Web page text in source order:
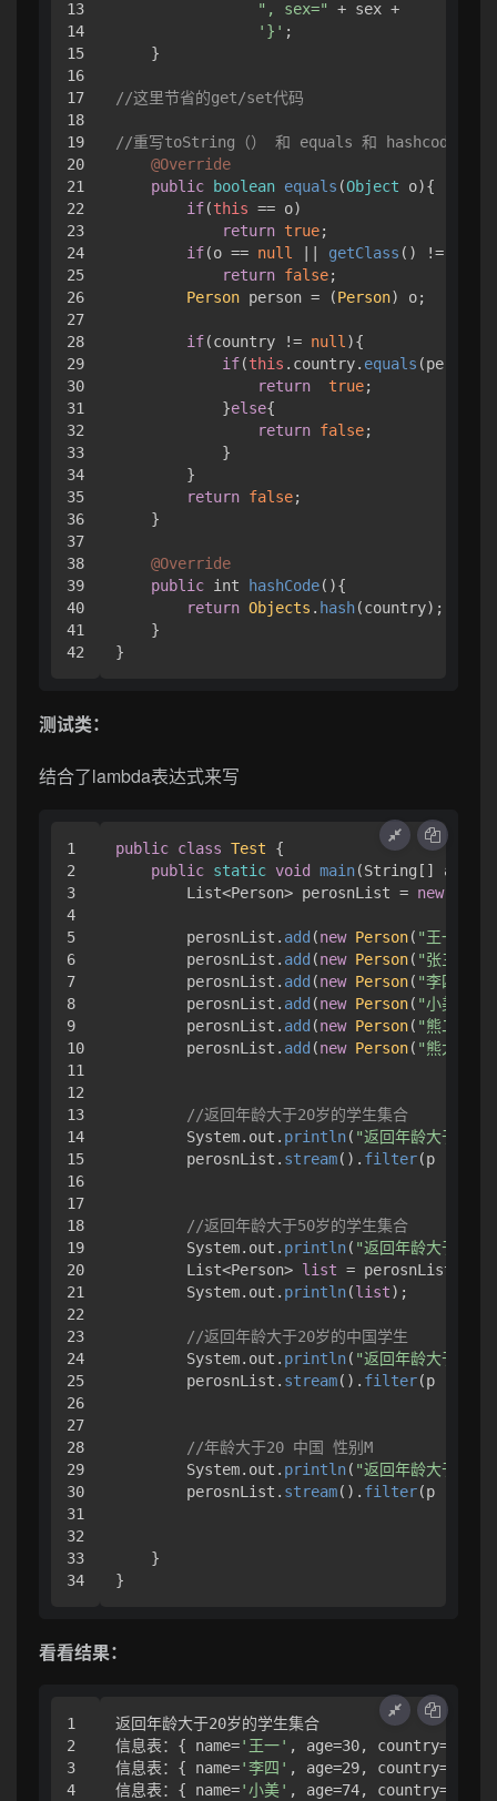
13
14
15
16
17
18
19
20
21
22
23
24
25
26
27
28
29
30
31
32
33
34
35
36
37
38
39
40
41
", sex="
+ sex +
'}' ;
    }
//这里节省的get/set代码
//重写toString（） 和 equals 和 hashcode 方法
@Override
public
boolean equals (Object o){
if(this == o)
return true;
if(o == null getClass () != o.
return false;
Person person = (Person) o;
if(country != null){
if(this . country. equals (person.
return
true;
            }
else{
return false;
            }
        }
return false;
    }
@Override
public int hashCode( ){
return Objects . hash(country);
    }
}
测试类：
结合了lambda表达式来写
1
2
3
4
5
6
7
8
9
10
11
12
13
14
15
16
17
18
19
20
21
22
23
24
25
26
27
28
29
30
31
32
33
public class Test
{
public static void main(String[]
        List<Person> perosnList =
new
        perosnList.
add (new Person( "王一"
        perosnList.
add (new Person( "张三"
        perosnList.
add (new Person( "李四"
        perosnList.
add (new Person( "小美"
        perosnList.
add (new Person( "熊二"
        perosnList.
add (new Person( "熊大"
//返回年龄大于20岁的学生集合
        System.out.
println( "返回年龄大于20岁
        perosnList.
stream(). filter(p -> p.
//返回年龄大于50岁的学生集合
        System.out.
println( "返回年龄大于50岁
        List<Person>
list = perosnList.
        System.out.
println(list);
//返回年龄大于20岁的中国学生
        System.out.
println( "返回年龄大于20岁
        perosnList.
stream(). filter(p -> p.
//年龄大于20 中国 性别M
        System.out.
println( "返回年龄大于20
        perosnList.
stream(). filter(p -> p.
    }
}
看看结果：
1
2
3
4
返回年龄大于20岁的学生集合
信息表：{ name='王一' , age=30, country=
信息表：{ name='李四' , age=29, country=
信息表：{ name='小美' , age=74, country=